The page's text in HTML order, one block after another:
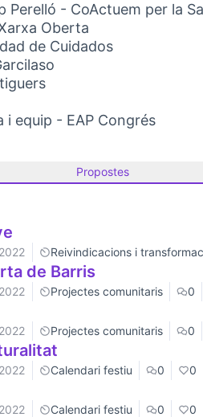
Perelló - CoActuem per la
Oberta
de Cuidados
i equip - EAP Congrés
Propostes
Reivindicacions i
de Barris
Projectes comunitaris 0
Projectes comunitaris 0
Calendari festiu 0 0
Calendari festiu 0 0